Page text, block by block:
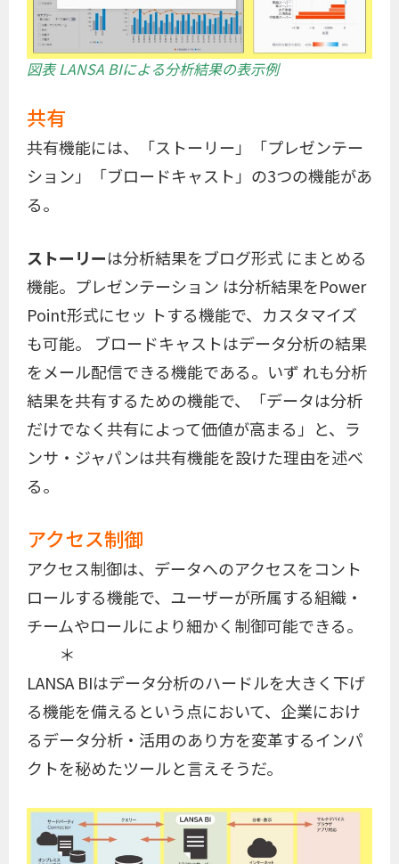
図表 LANSA BIによる分析結果の表示例
共有
共有機能には、「ストーリー」「プレゼンテー
ション」「ブロードキャスト」の3つの機能があ
る。
ストーリーは分析結果をブログ形式 にまとめる
機能。プレゼンテーション は分析結果をPower
Point形式にセッ トする機能で、カスタマイズ
も可能。 ブロードキャストはデータ分析の結果
をメール配信できる機能である。いず れも分析
結果を共有するための機能で、「データは分析
だけでなく共有によって価値が高まる」と、ラ
ンサ・ジャパンは共有機能を設けた理由を述べ
る。
アクセス制御
アクセス制御は、データへのアクセスをコント
ロールする機能で、ユーザーが所属する組織・
チームやロールにより細かく制御可能できる。
＊
LANSA BIはデータ分析のハードルを大きく下げ
る機能を備えるという点において、企業におけ
るデータ分析・活用のあり方を変革するインパ
クトを秘めたツールと言えそうだ。